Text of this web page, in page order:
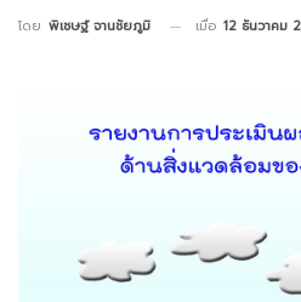
โดย พิเชษฐ์ จานชัยภูมิ เมื่อ 12 ธันวาคม